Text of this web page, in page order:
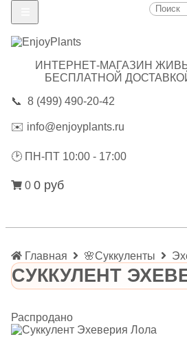
ИНТЕРНЕТ-МАГАЗИН
БЕСПЛАТНОЙ
📞 8 (499) 490-20-42
✉️ info@enjoyplants.ru
🕑 ПН-ПТ 10:00 - 17:00
0 0 руб
Главная 🌸Суккуленты
СУККУЛЕНТ
Распродано